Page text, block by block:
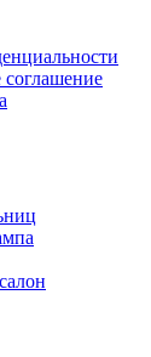
соглашение